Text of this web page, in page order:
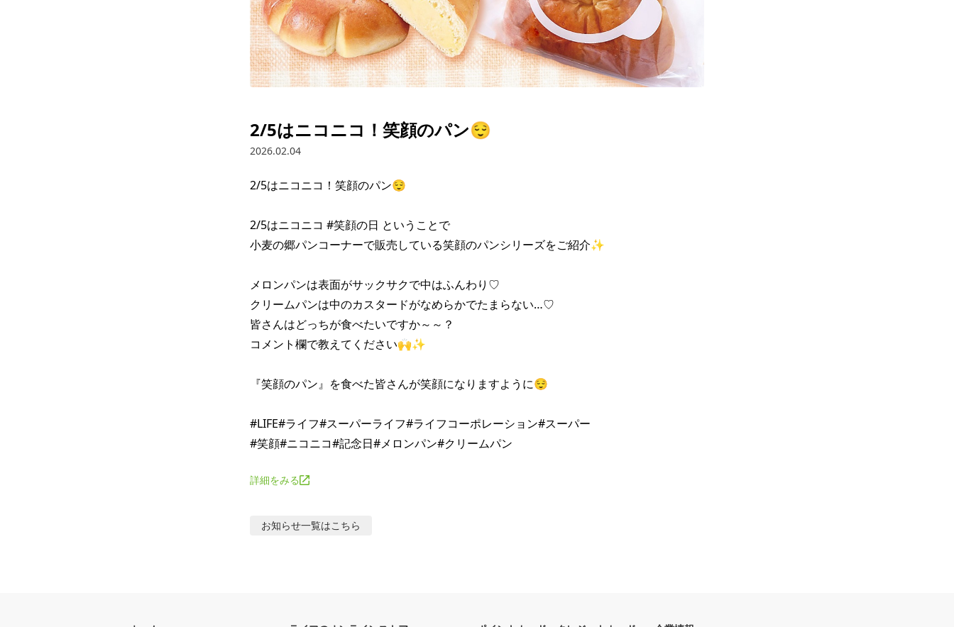
2/5はニコニコ！笑顔のパン😌
2026.02.04
2/5はニコニコ！笑顔のパン😌
2/5はニコニコ #笑顔の日 ということで
小麦の郷パンコーナーで販売している笑顔のパンシリーズをご紹介✨
メロンパンは表面がサックサクで中はふんわり♡
クリームパンは中のカスタードがなめらかでたまらない…♡
皆さんはどっちが食べたいですか～～？
コメント欄で教えてください🙌✨
『笑顔のパン』を食べた皆さんが笑顔になりますように😌
#LIFE#ライフ#スーパーライフ#ライフコーポレーション#スーパー
詳細をみる
お知らせ一覧はこちら